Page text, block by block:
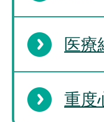
医療
重度